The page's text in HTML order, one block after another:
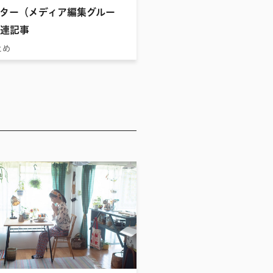
ー（メディア編集グルー
記事
め